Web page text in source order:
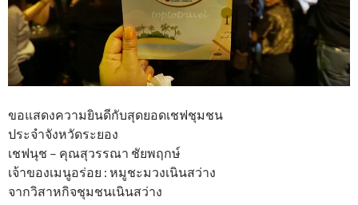
ขอแสดงความยินดีกับสุดยอดเชฟชุมชน
ประจำจังหวัดระยอง
เชฟนุช – คุณสุวรรณา ชัยพฤกษ์
เจ้าของเมนูอร่อย : หมูชะมวงเนินสว่าง
จากวิสาหกิจชุมชนเนินสว่าง